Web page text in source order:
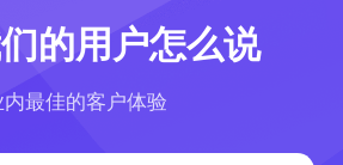
的用户怎么说
内最佳的客户体验